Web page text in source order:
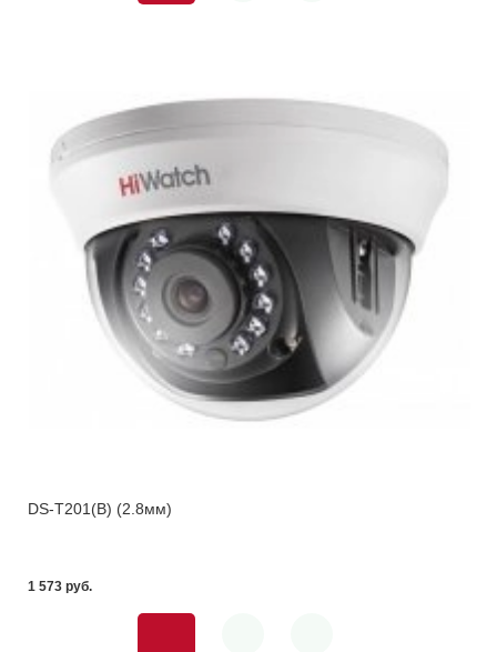
DS-T201(B) (2.8мм)
1 573 pуб.